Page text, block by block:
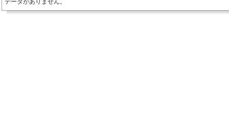
データがありません。